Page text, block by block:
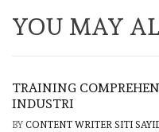
YOU MAY
TRAINING
INDUSTRI
BY CONTENT WRITER SITI